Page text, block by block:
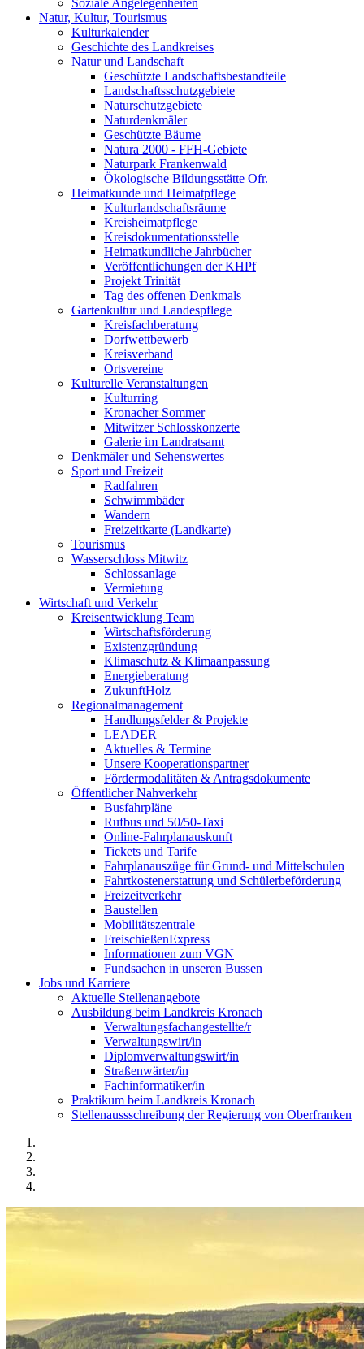
Soziale Angelegenheiten
Natur, Kultur, Tourismus
Kulturkalender
Geschichte des Landkreises
Natur und Landschaft
Geschützte Landschaftsbestandteile
Landschaftsschutzgebiete
Naturschutzgebiete
Naturdenkmäler
Geschützte Bäume
Natura 2000 - FFH-Gebiete
Naturpark Frankenwald
Ökologische Bildungsstätte Ofr.
Heimatkunde und Heimatpflege
Kulturlandschaftsräume
Kreisheimatpflege
Kreisdokumentationsstelle
Heimatkundliche Jahrbücher
Veröffentlichungen der KHPf
Projekt Trinität
Tag des offenen Denkmals
Gartenkultur und Landespflege
Kreisfachberatung
Dorfwettbewerb
Kreisverband
Ortsvereine
Kulturelle Veranstaltungen
Kulturring
Kronacher Sommer
Mitwitzer Schlosskonzerte
Galerie im Landratsamt
Denkmäler und Sehenswertes
Sport und Freizeit
Radfahren
Schwimmbäder
Wandern
Freizeitkarte (Landkarte)
Tourismus
Wasserschloss Mitwitz
Schlossanlage
Vermietung
Wirtschaft und Verkehr
Kreisentwicklung Team
Wirtschaftsförderung
Existenzgründung
Klimaschutz & Klimaanpassung
Energieberatung
ZukunftHolz
Regionalmanagement
Handlungsfelder & Projekte
LEADER
Aktuelles & Termine
Unsere Kooperationspartner
Fördermodalitäten & Antragsdokumente
Öffentlicher Nahverkehr
Busfahrpläne
Rufbus und 50/50-Taxi
Online-Fahrplanauskunft
Tickets und Tarife
Fahrplanauszüge für Grund- und Mittelschulen
Fahrtkostenerstattung und Schülerbeförderung
Freizeitverkehr
Baustellen
Mobilitätszentrale
FreischießenExpress
Informationen zum VGN
Fundsachen in unseren Bussen
Jobs und Karriere
Aktuelle Stellenangebote
Ausbildung beim Landkreis Kronach
Verwaltungsfachangestellte/r
Verwaltungswirt/in
Diplomverwaltungswirt/in
Straßenwärter/in
Fachinformatiker/in
Praktikum beim Landkreis Kronach
Stellenaussschreibung der Regierung von Oberfranken